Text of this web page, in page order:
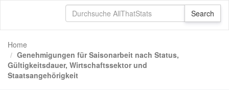
Home
Genehmigungen für Saisonarbeit nach Status,
Gültigkeitsdauer, Wirtschaftssektor und
Staatsangehörigkeit